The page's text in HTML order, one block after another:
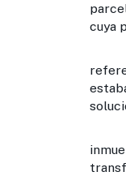
cuya